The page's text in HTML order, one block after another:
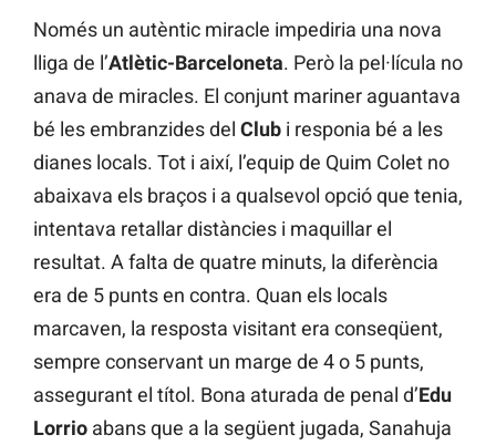
Només un autèntic miracle impediria una nova
lliga de l’Atlètic-Barceloneta. Però la pel·lícula no
anava de miracles. El conjunt mariner aguantava
bé les embranzides del Club i responia bé a les
dianes locals. Tot i així, l’equip de Quim Colet no
abaixava els braços i a qualsevol opció que tenia,
intentava retallar distàncies i maquillar el
resultat. A falta de quatre minuts, la diferència
era de 5 punts en contra. Quan els locals
marcaven, la resposta visitant era conseqüent,
sempre conservant un marge de 4 o 5 punts,
assegurant el títol. Bona aturada de penal d’Edu
Lorrio abans que a la següent jugada, Sanahuja